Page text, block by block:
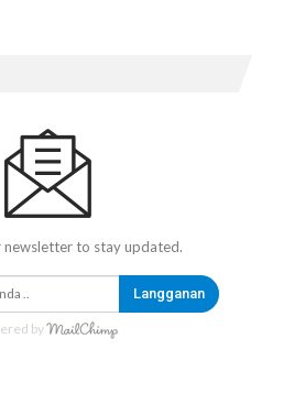
newsletter to stay updated.
Langganan
by